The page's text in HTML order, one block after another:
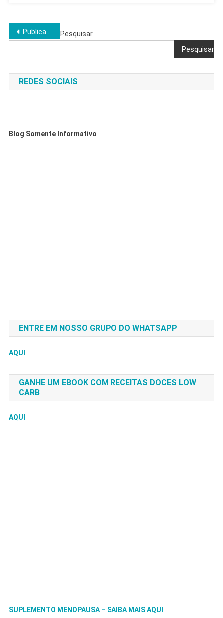
Navegação
posts
Publicações mais antigas
Pesquisar
Pesquisar
REDES SOCIAIS
Blog Somente Informativo
ENTRE EM NOSSO GRUPO DO WHATSAPP
AQUI
GANHE UM EBOOK COM RECEITAS DOCES LOW
CARB
AQUI
SUPLEMENTO MENOPAUSA – SAIBA MAIS AQUI